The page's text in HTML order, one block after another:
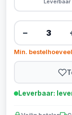
Leverbaar
−
Min.
Leverbaar: